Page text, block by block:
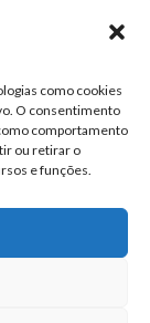
como cookies
O consentimento
comportamento
ou retirar o
e funções.